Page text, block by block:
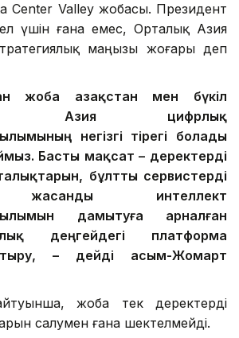
Center Valley жобасы. Президент
үшін ғана емес, Орталық Азия
маңызы жоғары деп
жоба Қазақстан мен бүкіл
Азия цифрлық
негізгі тірегі болады
Басты мақсат – деректерді
бұлтты сервистерді
интеллект
дамытуға арналған
деңгейдегі платформа
– дейді Қасым-Жомарт
жоба тек деректерді
салумен ғана шектелмейді.